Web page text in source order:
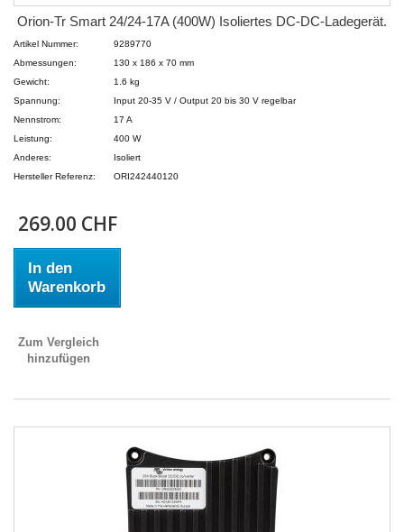
Orion-Tr Smart 24/24-17A (400W) Isoliertes DC-DC-Ladegerät.
Artikel Nummer:
9289770
Abmessungen:
130 x 186 x 70 mm
Gewicht:
1.6 kg
Spannung:
Input 20-35 V / Output 20 bis 30 V regelbar
Nennstrom:
17 A
Leistung:
400 W
Anderes:
Isoliert
Hersteller Referenz:
ORI242440120
269.00 CHF
In den
Warenkorb
Zum Vergleich
hinzufügen